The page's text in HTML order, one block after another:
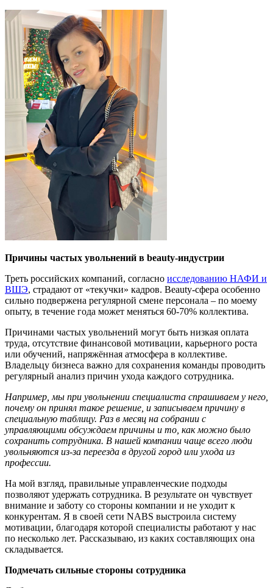
Причины частых увольнений в beauty-индустрии
Треть российских компаний, согласно исследованию НАФИ и
ВШЭ, страдают от «текучки» кадров. Beauty-сфера особенно
сильно подвержена регулярной смене персонала – по моему
опыту, в течение года может меняться 60-70% коллектива.
Причинами частых увольнений могут быть низкая оплата
труда, отсутствие финансовой мотивации, карьерного роста
или обучений, напряжённая атмосфера в коллективе.
Владельцу бизнеса важно для сохранения команды проводить
регулярный анализ причин ухода каждого сотрудника.
Например, мы при увольнении специалиста спрашиваем у него,
почему он принял такое решение, и записываем причину в
специальную таблицу. Раз в месяц на собрании с
управляющими обсуждаем причины и то, как можно было
сохранить сотрудника. В нашей компании чаще всего люди
увольняются из-за переезда в другой город или ухода из
профессии.
На мой взгляд, правильные управленческие подходы
позволяют удержать сотрудника. В результате он чувствует
внимание и заботу со стороны компании и не уходит к
конкурентам. Я в своей сети NABS выстроила систему
мотивации, благодаря которой специалисты работают у нас
по несколько лет. Рассказываю, из каких составляющих она
складывается.
Подмечать сильные стороны сотрудника